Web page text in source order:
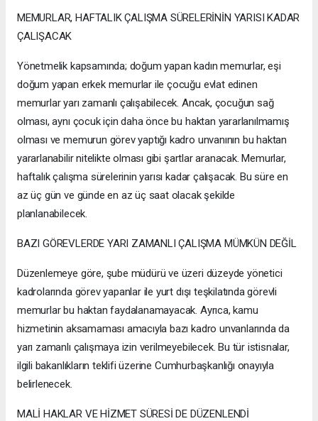
MEMURLAR, HAFTALIK ÇALIŞMA SÜRELERİNİN YARISI KADAR
ÇALIŞACAK
Yönetmelik kapsamında; doğum yapan kadın memurlar, eşi
doğum yapan erkek memurlar ile çocuğu evlat edinen
memurlar yarı zamanlı çalışabilecek. Ancak, çocuğun sağ
olması, aynı çocuk için daha önce bu haktan yararlanılmamış
olması ve memurun görev yaptığı kadro unvanının bu haktan
yararlanabilir nitelikte olması gibi şartlar aranacak. Memurlar,
haftalık çalışma sürelerinin yarısı kadar çalışacak. Bu süre en
az üç gün ve günde en az üç saat olacak şekilde
planlanabilecek.
BAZI GÖREVLERDE YARI ZAMANLI ÇALIŞMA MÜMKÜN DEĞİL
Düzenlemeye göre, şube müdürü ve üzeri düzeyde yönetici
kadrolarında görev yapanlar ile yurt dışı teşkilatında görevli
memurlar bu haktan faydalanamayacak. Ayrıca, kamu
hizmetinin aksamaması amacıyla bazı kadro unvanlarında da
yarı zamanlı çalışmaya izin verilmeyebilecek. Bu tür istisnalar,
ilgili bakanlıkların teklifi üzerine Cumhurbaşkanlığı onayıyla
belirlenecek.
MALİ HAKLAR VE HİZMET SÜRESİ DE DÜZENLENDİ